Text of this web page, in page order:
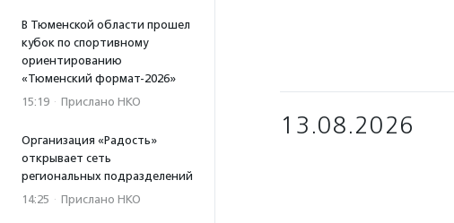
В Тюменской области прошел
кубок по спортивному
ориентированию
«Тюменский формат-2026»
15:19 · Прислано НКО
Организация «Радость»
открывает сеть
региональных подразделений
14:25 · Прислано НКО
13.08.2026